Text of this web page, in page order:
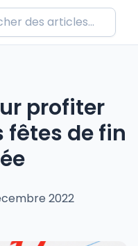
profiter
fêtes de fin
2022